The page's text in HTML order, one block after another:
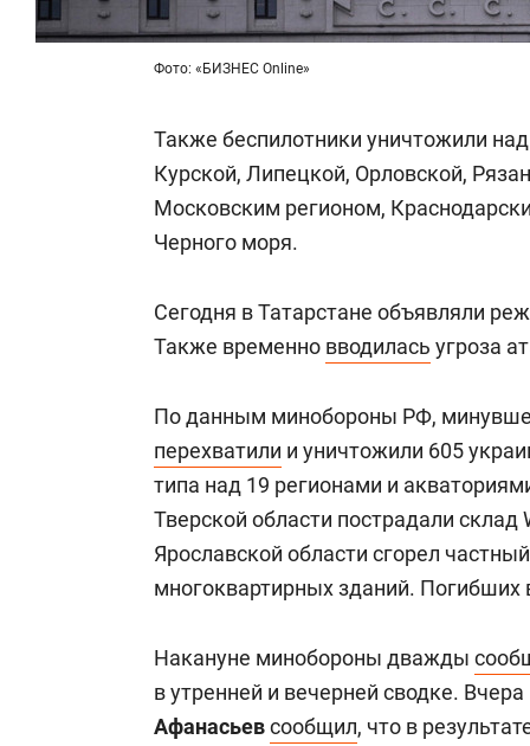
Фото: «БИЗНЕС Online»
Также беспилотники уничтожили
Курской, Липецкой, Орловской,
Московским регионом,
Черного моря.
Сегодня в Татарстане объявляли
Также временно вводилась угроза
По данным минобороны РФ,
перехватили и уничтожили 605
типа над 19 регионами и
Тверской области пострадали склад
Ярославской области сгорел
многоквартирных зданий. Погибших
Накануне минобороны дважды
в утренней и вечерней сводке.
Афанасьевсообщил, что в